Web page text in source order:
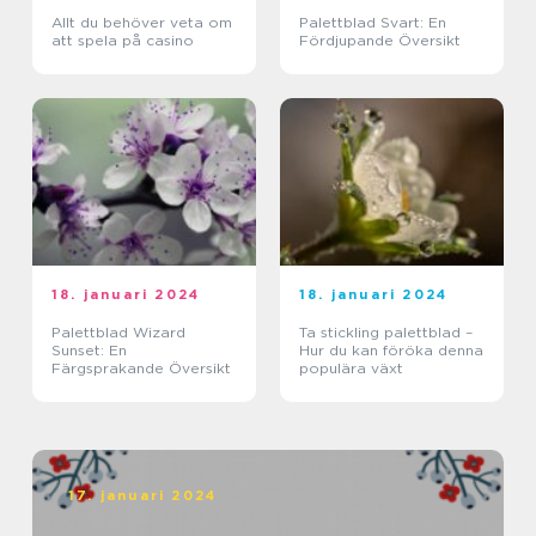
Allt du behöver veta om
att spela på casino
Palettblad Svart: En
Fördjupande Översikt
18. januari 2024
Palettblad Wizard
Sunset: En
Färgsprakande Översikt
18. januari 2024
Ta stickling palettblad –
Hur du kan föröka denna
populära växt
17. januari 2024